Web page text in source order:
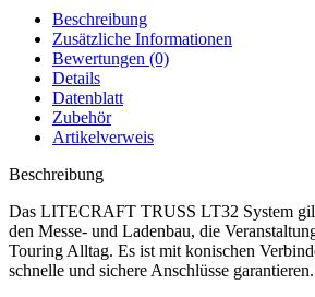
Beschreibung
Zusätzliche Informationen
Bewertungen (0)
Details
Datenblatt
Zubehör
Artikelverweis
Beschreibung
Das LITECRAFT TRUSS LT32 System
den Messe- und Ladenbau, die
Touring Alltag. Es ist mit konischen
schnelle und sichere Anschlüsse garantieren.